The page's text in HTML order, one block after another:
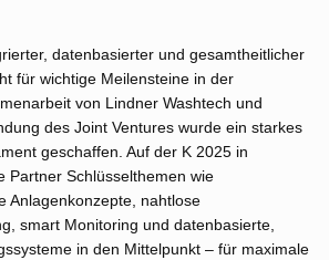
datenbasierter und gesamtheitlicher
für wichtige Meilensteine in der
von Lindner Washtech und
des Joint Ventures wurde ein starkes
geschaffen. Auf der K 2025 in
Partner Schlüsselthemen wie
Anlagenkonzepte, nahtlose
smart Monitoring und datenbasierte,
in den Mittelpunkt – für maximale